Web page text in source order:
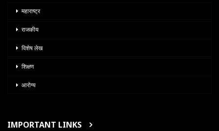
महाराष्ट्र
राजकीय
विशेष लेख
शिक्षण
आरोग्य
IMPORTANT LINKS